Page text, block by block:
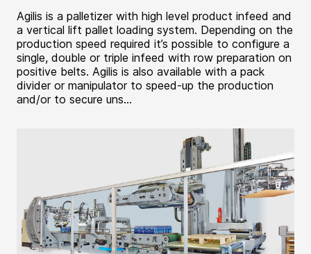
Agilis is a palletizer with high level product infeed and
a vertical lift pallet loading system. Depending on the
production speed required it’s possible to configure a
single, double or triple infeed with row preparation on
positive belts. Agilis is also available with a pack
divider or manipulator to speed-up the production
and/or to secure uns...